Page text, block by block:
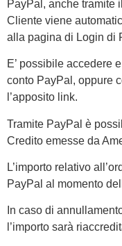
PayPal, anche tramite
Cliente viene
alla pagina di Login di
E’ possibile accedere
conto PayPal, oppure
l’apposito link.
Tramite PayPal è
Credito emesse da
L’importo relativo
PayPal al momento
In caso di
l’importo sarà